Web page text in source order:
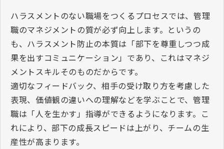
ハラスメントのない職場をつくるプロセスでは、管理
職のマネジメントの質が必ず向上します。というの
も、ハラスメント防止の本質は「部下を尊重しつつ成
果を出すコミュニケーション」であり、これはマネジ
メントスキルそのものだからです。
適切なフィードバック、相手の受け取り方を考慮した
表現、価値観の違いへの理解などを学ぶことで、管理
職は「人を生かす」指導ができるようになります。こ
れにより、部下の成長スピードは上がり、チームの生
産性が高まります。